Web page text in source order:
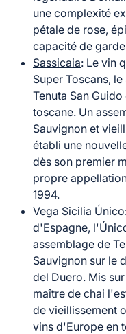
une complexité
pétale de rose,
capacité de
Sassicaia: Le vin
Super Toscans,
Tenuta San
toscane. Un
Sauvignon et
établi une
dès son premier
propre
1994.
Vega Sicilia Único
d'Espagne,
assemblage de
Sauvignon sur le
del Duero. Mis
maître de chai
de vieillissement
vins d'Europe en